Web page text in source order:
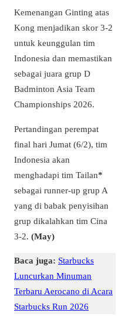
Kemenangan Ginting atas
Kong menjadikan skor 3-2
untuk keunggulan tim
Indonesia dan memastikan
sebagai juara grup D
Badminton Asia Team
Championships 2026.
Pertandingan perempat
final hari Jumat (6/2), tim
Indonesia akan
menghadapi tim Tailan*
sebagai runner-up grup A
yang di babak penyisihan
grup dikalahkan tim Cina
3-2. (May)
Baca juga: Starbucks
Luncurkan Minuman
Terbaru Aerocano di Acara
Starbucks Run 2026